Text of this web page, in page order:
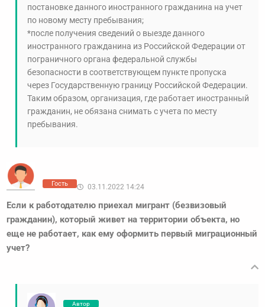
постановке данного иностранного гражданина на учет
по новому месту пребывания;
*после получения сведений о выезде данного
иностранного гражданина из Российской Федерации от
пограничного органа федеральной службы
безопасности в соответствующем пункте пропуска
через Государственную границу Российской Федерации.
Таким образом, организация, где работает иностранный
гражданин, не обязана снимать с учета по месту
пребывания.
Гость 03.11.2022 14:24
Если к работодателю приехал мигрант (безвизовый
гражданин), который живет на территории объекта, но
еще не работает, как ему оформить первый миграционный
учет?
Автор